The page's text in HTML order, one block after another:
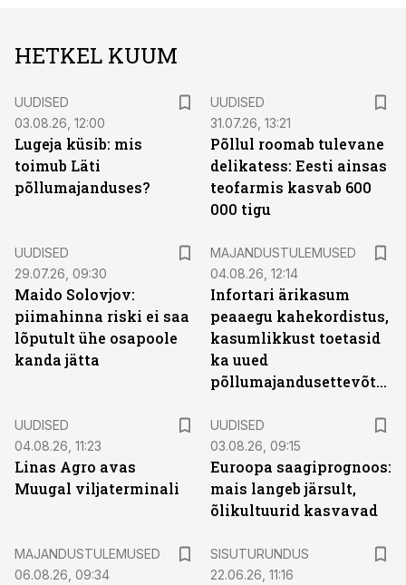
HETKEL KUUM
UUDISED
03.08.26, 12:00
Lugeja küsib: mis
toimub Läti
põllumajanduses?
UUDISED
31.07.26, 13:21
Põllul roomab tulevane
delikatess: Eesti ainsas
teofarmis kasvab 600
000 tigu
UUDISED
29.07.26, 09:30
Maido Solovjov:
piimahinna riski ei saa
lõputult ühe osapoole
kanda jätta
MAJANDUSTULEMUSED
04.08.26, 12:14
Infortari ärikasum
peaaegu kahekordistus,
kasumlikkust toetasid
ka uued
põllumajandusettevõtted
UUDISED
04.08.26, 11:23
Linas Agro avas
Muugal viljaterminali
UUDISED
03.08.26, 09:15
Euroopa saagiprognoos:
mais langeb järsult,
õlikultuurid kasvavad
MAJANDUSTULEMUSED
06.08.26, 09:34
SISUTURUNDUS
22.06.26, 11:16